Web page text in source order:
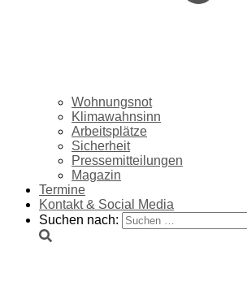
Wohnungsnot
Klimawahnsinn
Arbeitsplätze
Sicherheit
Pressemitteilungen
Magazin
Termine
Kontakt & Social Media
Suchen nach: